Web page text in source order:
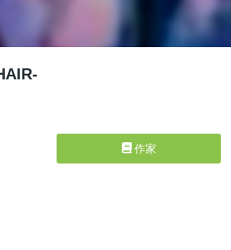
作家